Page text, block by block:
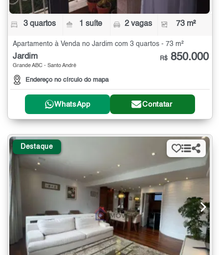
3 quartos 1 suíte 2 vagas 73 m²
Apartamento à Venda no Jardim com 3 quartos - 73 m²
Jardim
Grande ABC - Santo André
Endereço no círculo do mapa
R$ 850.000
WhatsApp Contatar
Destaque